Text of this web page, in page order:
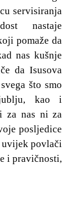
servisiranja
nastaje
pomaže da
nas kušnje
da Isusova
što smo
kao i
za nas ni za
posljedice
uvijek povlači
i pravičnosti,